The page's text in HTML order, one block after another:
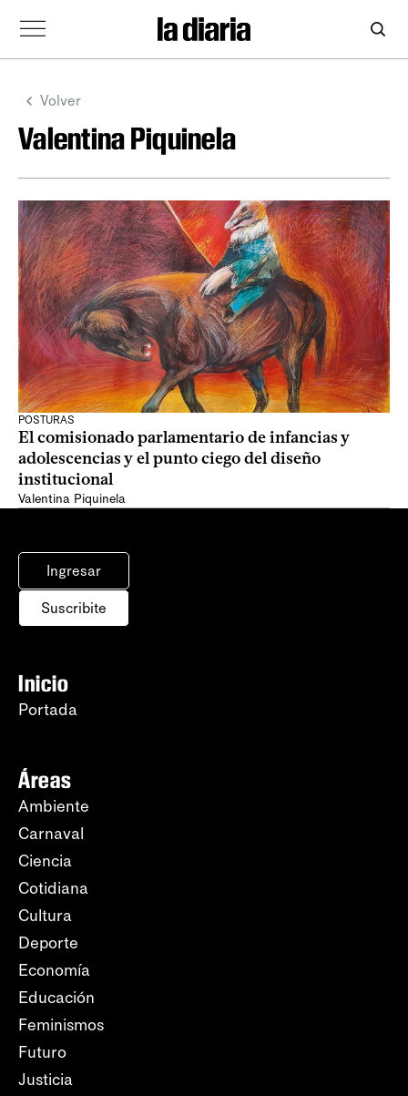
Volver
Valentina Piquinela
POSTURAS
El comisionado parlamentario de infancias y
adolescencias y el punto ciego del diseño
institucional
Valentina Piquinela
Ingresar
Suscribite
Inicio
Portada
Áreas
Ambiente
Carnaval
Ciencia
Cotidiana
Cultura
Deporte
Economía
Educación
Feminismos
Futuro
Justicia